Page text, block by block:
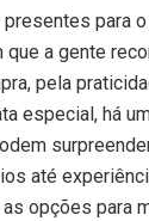
para
que a gente
pela
especial, há
até
opções para